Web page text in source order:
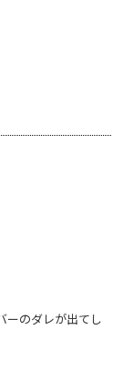
ーのダレが出てし